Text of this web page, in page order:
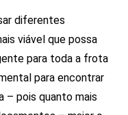
diferentes
viável que possa
para toda a frota
para encontrar
– pois quanto mais